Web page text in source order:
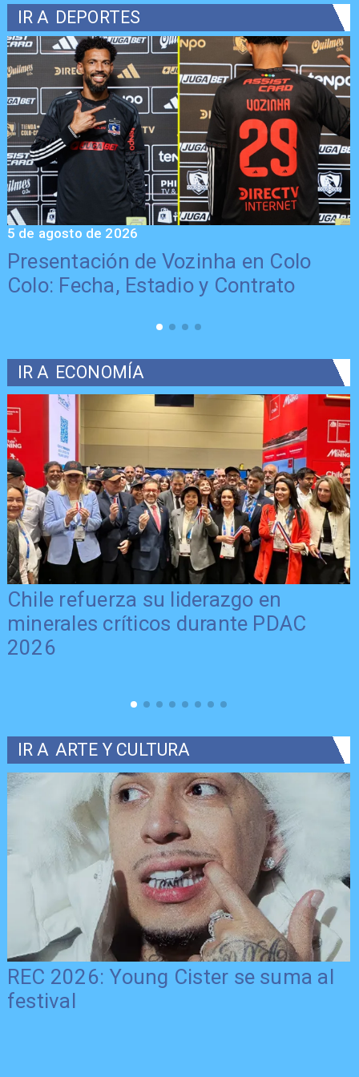
IR A DEPORTES
Presentación de Vozinha en Colo
Colo: Fecha, Estadio y Contrato
5 de agosto de 2026
IR A ECONOMÍA
Chile refuerza su liderazgo en
minerales críticos durante PDAC
2026
IR A ARTE Y CULTURA
REC 2026: Young Cister se suma al
festival